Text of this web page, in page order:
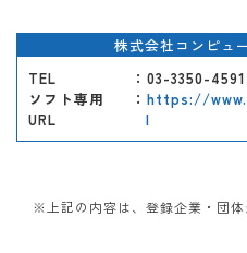
株式会社コンピュ
TEL
：03-3350-4591
ソフト専用
URL
： https://
l
※上記の内容は、登録企業・団